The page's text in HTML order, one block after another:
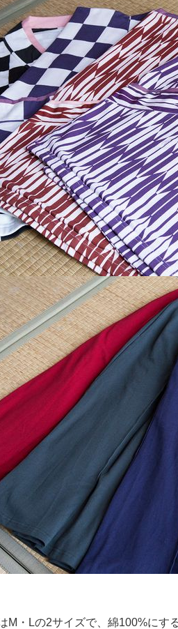
M・Lの2サイズで、綿100%にす